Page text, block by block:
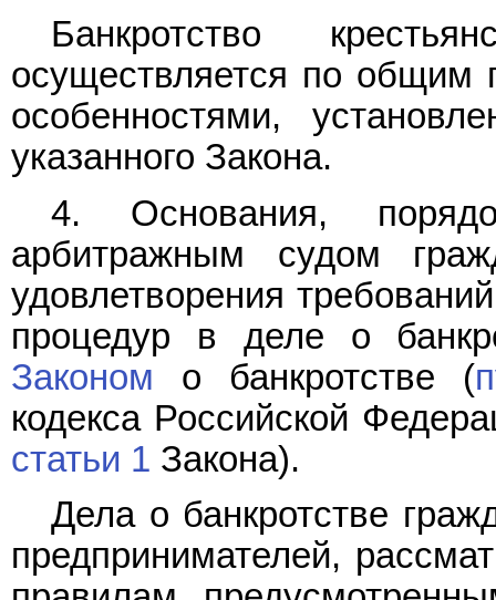
Банкротство
осуществляется по
особенностями,
указанного Закона.
4. Основания,
арбитражным судом
удовлетворения
процедур в деле о
Законом о банкротстве (
кодекса Российской
статьи 1 Закона).
Дела о банкротстве
предпринимателей,